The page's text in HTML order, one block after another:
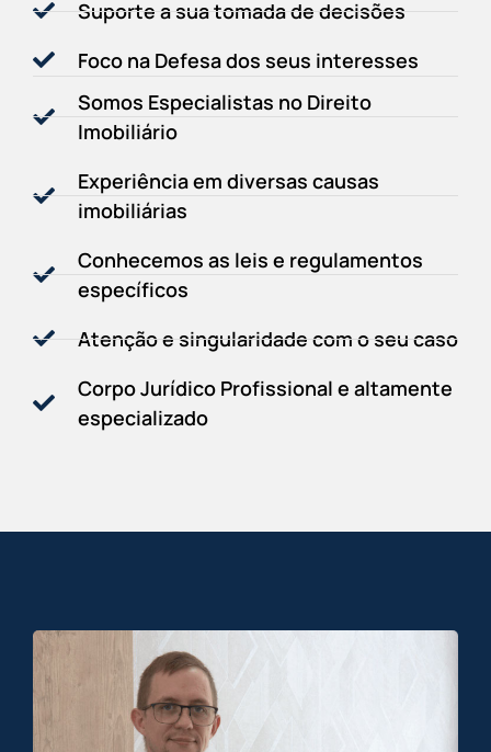
Suporte a sua tomada de decisões
Foco na Defesa dos seus interesses
Somos Especialistas no Direito
Imobiliário
Experiência em diversas causas
imobiliárias
Conhecemos as leis e regulamentos
específicos
Atenção e singularidade com o seu caso
Corpo Jurídico Profissional e altamente
especializado